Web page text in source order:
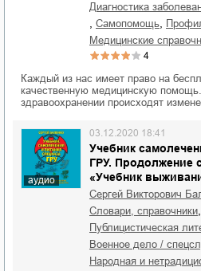
диагностика
самопомощь
медицинские
4
Каждый из нас имеет право на
качественную медицинскую
здравоохранении происходят
аудио
Учебник
ГРУ. Продолжение
«Учебник
03.12.2020 18:41
Сергей Викторович
словари, справочники
публицистическая
военное дело /
народная и